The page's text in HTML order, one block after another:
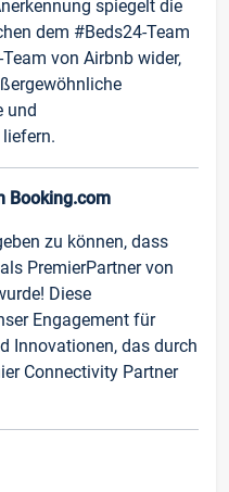
spiegelt die
dem #Beds24-Team
von Airbnb wider,
und
Booking.com
zu können, dass
PremierPartner von
Diese
Engagement für
Innovationen, das durch
Connectivity Partner